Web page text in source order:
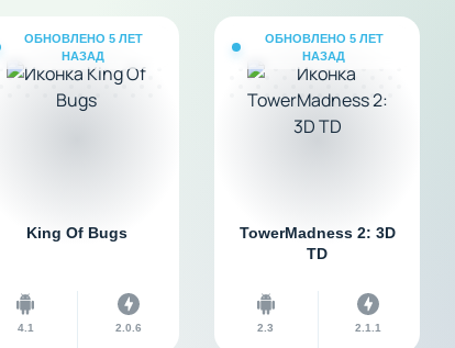
ОБНОВЛЕНО 5 ЛЕТ
НАЗАД
King Of Bugs
4.1 2.0.6
ОБНОВЛЕНО 5 ЛЕТ
НАЗАД
TowerMadness 2: 3D
TD
2.3 2.1.1